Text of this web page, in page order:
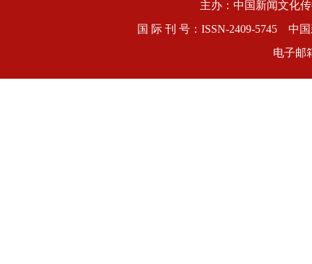
主办：中国新闻文化
国 际 刊 号：ISSN-2409-5745 中
电子邮